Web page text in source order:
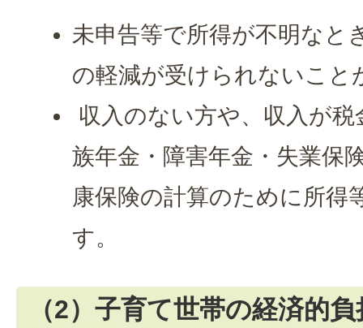
未申告等で所得が不明なと
の軽減が受けられないこと
収入のない方や、収入が
族年金・障害年金・失業保
康保険の計算のために所得
す。
（2）子育て世帯の経済的